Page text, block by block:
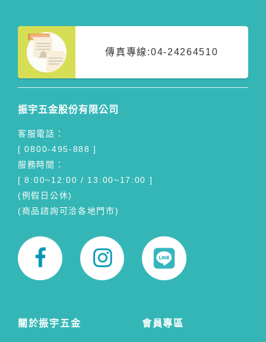
傳真專線:04-24264510
振宇五金股份有限公司
客服電話：
[ 0800-495-888 ]
服務時間：
[ 8:00~12:00 / 13:00~17:00 ]
(例假日公休)
(商品諮詢可洽各地門市)
關於振宇五金 會員專區